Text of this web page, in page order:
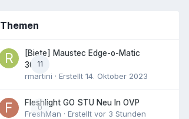
Themen
11
[Biete] Maustec Edge-o-Matic
3000
rmartini · Erstellt 14. Oktober 2023
0
Fleshlight GO STU Neu In OVP
FreshMan · Erstellt vor 3 Stunden